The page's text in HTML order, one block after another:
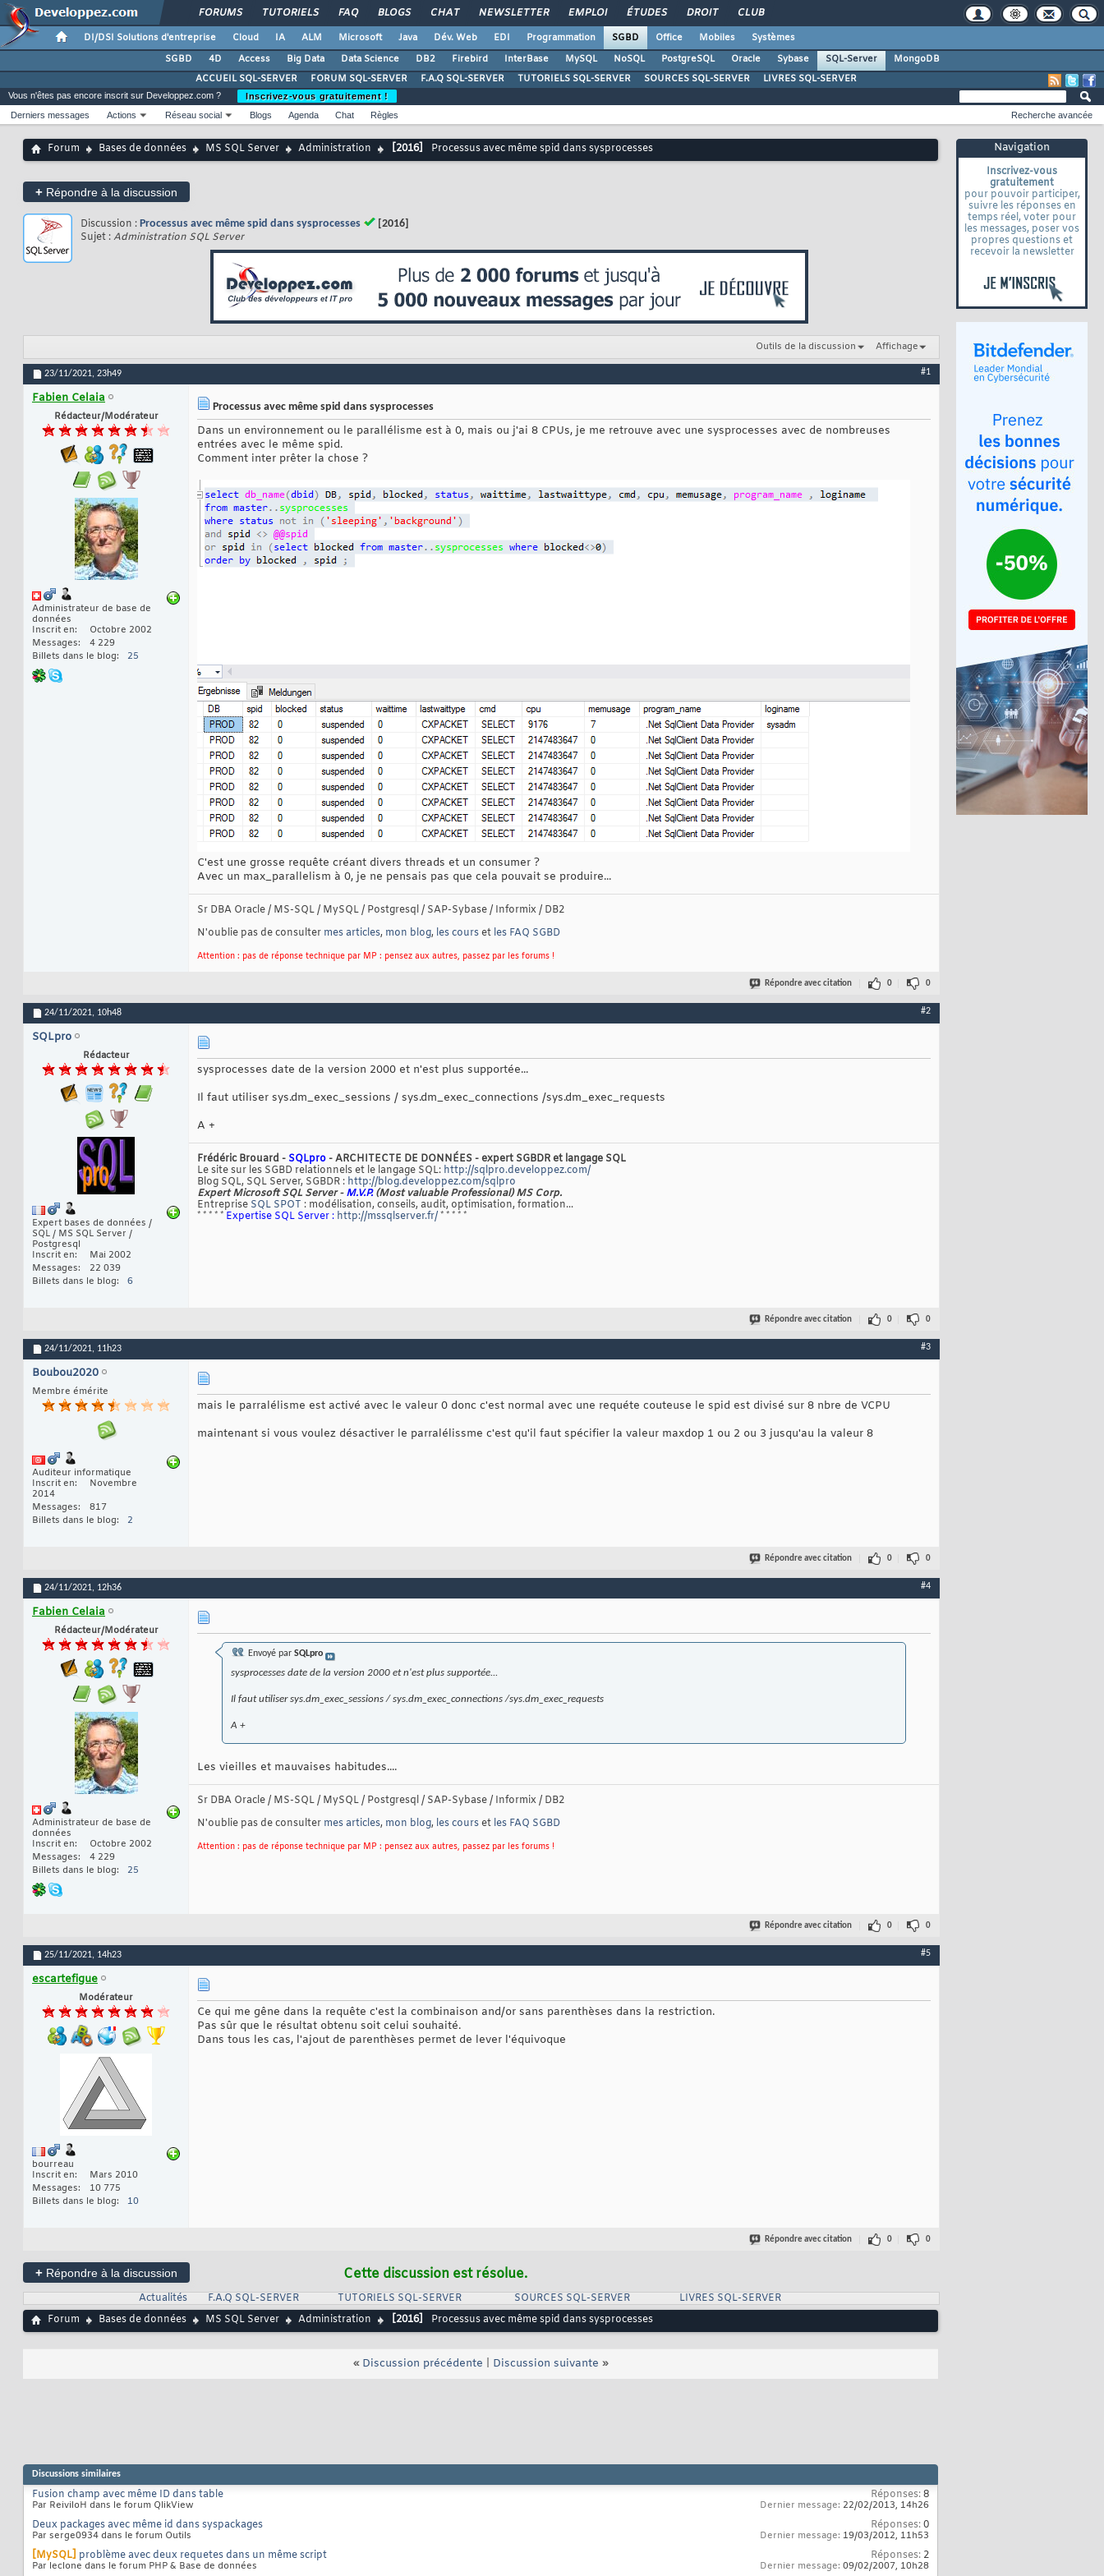
FORUMS TUTORIELS FAQ BLOGS CHAT NEWSLETTER EMPLOI ÉTUDES DROIT CLUB
DI/DSI Solutions d'entreprise Cloud IA ALM Microsoft Java Dév. Web EDI Programmation SGBD Office Mobiles
Systèmes
SGBD
4D Access Big Data Data Science DB2 Firebird InterBase MySQL NoSQL PostgreSQL Oracle Sybase SQL-Server
MongoDB
ACCUEIL SQL-SERVER
FORUM SQL-SERVER F.A.Q SQL-SERVER TUTORIELS SQL-SERVER SOURCES SQL-SERVER LIVRES SQL-SERVER
Navigation
Inscrivez-vous
gratuitement
pour pouvoir participer,
suivre les réponses en
temps réel, voter pour
les messages, poser vos
propres questions et
recevoir la newsletter
Vous n'êtes pas encore inscrit sur Developpez.com ?
Inscrivez-vous gratuitement !
Derniers messages
Actions Réseau social Blogs Agenda Chat Règles Recherche avancée
Forum Bases de données MS SQL Server Administration [2016] Processus avec même spid dans sysprocesses
+ Répondre à la discussion
Discussion : Processus avec même spid dans sysprocesses [2016]
Sujet :Administration SQL Server
Outils de la discussion Affichage
23/11/2021, 23h49 #1
Fabien Celaia
Rédacteur/Modérateur
Administrateur de base de
données
Inscrit en
Octobre 2002
Messages
4 229
Billets dans le blog
25
Processus avec même spid dans sysprocesses
Dans un environnement ou le parallélisme est à 0, mais ou j'ai 8 CPUs, je me retrouve avec une sysprocesses avec de nombreuses
entrées avec le même spid.
Comment inter prêter la chose ?
C'est une grosse requête créant divers threads et un consumer ?
Avec un max_parallelism à 0, je ne pensais pas que cela pouvait se produire...
Sr DBA Oracle / MS-SQL / MySQL / Postgresql / SAP-Sybase / Informix / DB2
N'oublie pas de consulter mes articles, mon blog, les courset les FAQ SGBD
Attention : pas de réponse technique par MP : pensez aux autres, passez par les forums !
Répondre avec citation 0 0
24/11/2021, 10h48 #2
SQLpro
Rédacteur
Expert bases de données /
SQL / MS SQL Server /
Postgresql
Inscrit en
Mai 2002
Messages
22 039
Billets dans le blog
6
sysprocesses date de la version 2000 et n'est plus supportée...
Il faut utiliser sys.dm_exec_sessions / sys.dm_exec_connections /sys.dm_exec_requests
A +
Frédéric Brouard - SQLpro- ARCHITECTE DE DONNÉES - expert SGBDR et langage SQL
Le site sur les SGBD relationnels et le langage SQL: http://sqlpro.developpez.com/
Blog SQL, SQL Server, SGBDR : http://blog.developpez.com/sqlpro
Expert Microsoft SQL Server -M.V.P.(Most valuable Professional) MS Corp.
Entreprise SQL SPOT : modélisation, conseils, audit, optimisation, formation...
* * * * * Expertise SQL Server : http://mssqlserver.fr/* * * * *
Répondre avec citation 0 0
24/11/2021, 11h23 #3
Boubou2020
Membre émérite
Auditeur informatique
Inscrit en
Novembre
2014
Messages
817
Billets dans le blog
2
mais le parralélisme est activé avec le valeur 0 donc c'est normal avec une requéte couteuse le spid est divisé sur 8 nbre de VCPU
maintenant si vous voulez désactiver le parralélissme c'est qu'il faut spécifier la valeur maxdop 1 ou 2 ou 3 jusqu'au la valeur 8
Répondre avec citation 0 0
24/11/2021, 12h36 #4
Fabien Celaia
Rédacteur/Modérateur
Administrateur de base de
données
Inscrit en
Octobre 2002
Messages
4 229
Billets dans le blog
25
Envoyé par SQLpro
sysprocesses date de la version 2000 et n'est plus supportée...
Il faut utiliser sys.dm_exec_sessions / sys.dm_exec_connections /sys.dm_exec_requests
A +
Les vieilles et mauvaises habitudes....
Sr DBA Oracle / MS-SQL / MySQL / Postgresql / SAP-Sybase / Informix / DB2
N'oublie pas de consulter mes articles, mon blog, les courset les FAQ SGBD
Attention : pas de réponse technique par MP : pensez aux autres, passez par les forums !
Répondre avec citation 0 0
25/11/2021, 14h23 #5
escartefigue
Modérateur
bourreau
Inscrit en
Mars 2010
Messages
10 775
Billets dans le blog
10
Ce qui me gêne dans la requête c'est la combinaison and/or sans parenthèses dans la restriction.
Pas sûr que le résultat obtenu soit celui souhaité.
Dans tous les cas, l'ajout de parenthèses permet de lever l'équivoque
Répondre avec citation 0 0
+ Répondre à la discussion Cette discussion est résolue.
Actualités F.A.Q SQL-SERVER TUTORIELS SQL-SERVER SOURCES SQL-SERVER
LIVRES SQL-SERVER
Forum
Bases de données MS SQL Server Administration [2016] Processus avec même spid dans sysprocesses
« Discussion précédente Discussion suivante »
Discussions similaires
Fusion champ avec même ID dans table
Par ReiviloH dans le forum QlikView
Réponses:8
Dernier message: 22/02/2013, 14h26
Deux packages avec même id dans syspackages
Par serge0934 dans le forum Outils
Réponses:0
Dernier message: 19/03/2012, 11h53
[MySQL] problème avec deux requetes dans un même script
Par leclone dans le forum PHP & Base de données
Réponses: 2
Dernier message: 09/02/2007, 10h28